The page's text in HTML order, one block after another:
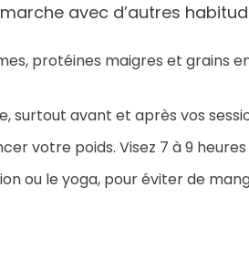
avec d’autres
protéines maigres et grains
surtout avant et après vos
votre poids. Visez 7 à 9
ou le yoga, pour éviter de